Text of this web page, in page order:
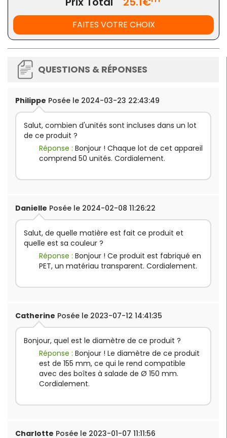
FAITES VOTRE CHOIX
QUESTIONS & RÉPONSES
Philippe Posée le 2024-03-23 22:43:49
Salut, combien d'unités sont incluses dans un lot
de ce produit ?
Réponse : Bonjour ! Chaque lot de cet appareil
comprend 50 unités. Cordialement.
Danielle Posée le 2024-02-08 11:26:22
Salut, de quelle matière est fait ce produit et
quelle est sa couleur ?
Réponse : Bonjour ! Ce produit est fabriqué en
PET, un matériau transparent. Cordialement.
Catherine Posée le 2023-07-12 14:41:35
Bonjour, quel est le diamètre de ce produit ?
Réponse : Bonjour ! Le diamètre de ce produit
est de 155 mm, ce qui le rend compatible
avec des boîtes à salade de Ø 150 mm.
Cordialement.
Charlotte Posée le 2023-01-07 11:11:56